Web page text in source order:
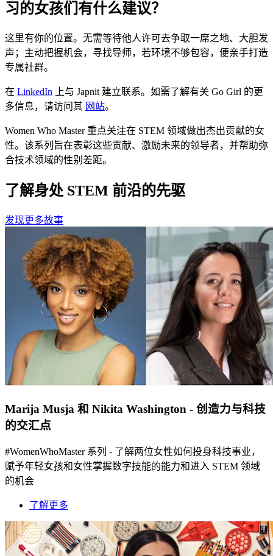
习的女孩们有什么建议？
这里有你的位置。无需等待他人许可去争取一席之地、大胆发
声；主动把握机会，寻找导师，若环境不够包容，便亲手打造
专属社群。
在 LinkedIn 上与 Japnit 建立联系。如需了解有关 Go Girl 的更
多信息，请访问其 网站。
Women Who Master 重点关注在 STEM 领域做出杰出贡献的女
性。该系列旨在表彰这些贡献、激励未来的领导者，并帮助弥
合技术领域的性别差距。
了解身处 STEM 前沿的先驱
发现更多故事
Marija Musja 和 Nikita Washington - 创造力与科技
的交汇点
#WomenWhoMaster 系列 - 了解两位女性如何投身科技事业，
赋予年轻女孩和女性掌握数字技能的能力和进入 STEM 领域
的机会
了解更多